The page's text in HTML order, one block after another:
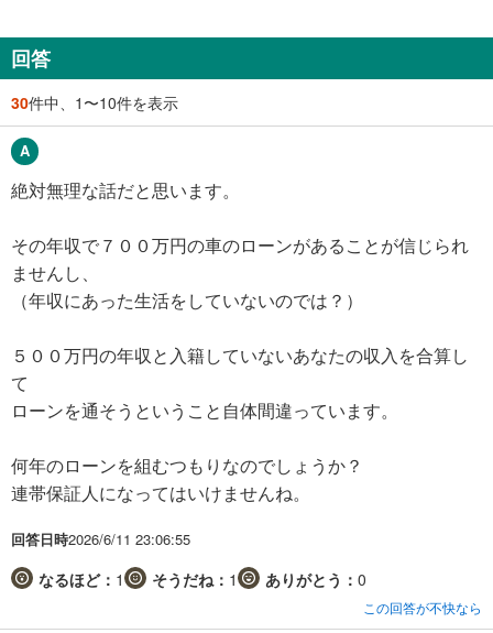
回答
30件中、1〜10件を表示
絶対無理な話だと思います。
その年収で７００万円の車のローンがあることが信じられ
ませんし、
（年収にあった生活をしていないのでは？）
５００万円の年収と入籍していないあなたの収入を合算し
て
ローンを通そうということ自体間違っています。
何年のローンを組むつもりなのでしょうか？
連帯保証人になってはいけませんね。
回答日時2026/6/11 23:06:55
なるほど： 1 そうだね： 1 ありがとう： 0
この回答が不快なら